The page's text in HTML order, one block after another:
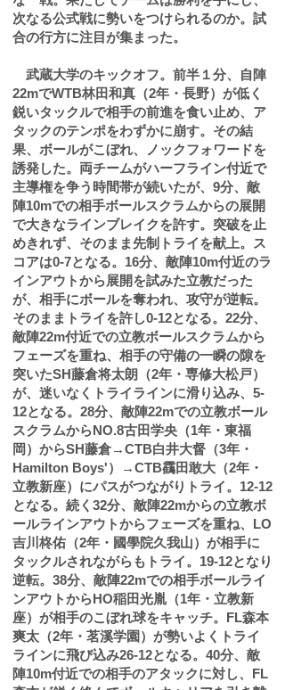
次なる公式戦に勢いをつけられるのか。試
合の行方に注目が集まった。
武蔵大学のキックオフ。前半１分、自陣
22mでWTB林田和真（2年・長野）が低く
鋭いタックルで相手の前進を食い止め、ア
タックのテンポをわずかに崩す。その結
果、ボールがこぼれ、ノックフォワードを
誘発した。両チームがハーフライン付近で
主導権を争う時間帯が続いたが、9分、敵
陣10mでの相手ボールスクラムからの展開
で大きなラインブレイクを許す。突破を止
めきれず、そのまま先制トライを献上。ス
コアは0-7となる。16分、敵陣10m付近のラ
インアウトから展開を試みた立教だった
が、相手にボールを奪われ、攻守が逆転。
そのままトライを許し0-12となる。22分、
敵陣22m付近での立教ボールスクラムから
フェーズを重ね、相手の守備の一瞬の隙を
突いたSH藤倉将太朗（2年・専修大松戸）
が、迷いなくトライラインに滑り込み、5-
12となる。28分、敵陣22mでの立教ボール
スクラムからNO.8古田学央（1年・東福
岡）からSH藤倉→CTB白井大督（3年・
Hamilton Boys'）→CTB靍田敢大（2年・
立教新座）にパスがつながりトライ。12-12
となる。続く32分、敵陣22mからの立教ボ
ールラインアウトからフェーズを重ね、LO
吉川柊佑（2年・國學院久我山）が相手に
タックルされながらもトライ。19-12となり
逆転。38分、敵陣22mでの相手ボールライ
ンアウトからHO稲田光胤（1年・立教新
座）が相手のこぼれ球をキャッチ。FL森本
爽太（2年・茗溪学園）が勢いよくトライ
ラインに飛び込み26-12となる。40分、敵
陣10m付近での相手のアタックに対し、FL